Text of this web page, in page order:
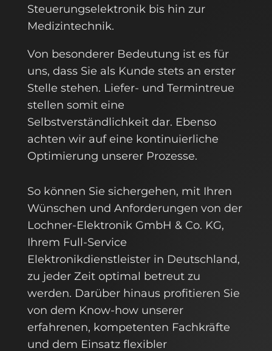
Steuerungselektronik bis hin zur
Medizintechnik.
Von besonderer Bedeutung ist es für
uns, dass Sie als Kunde stets an erster
Stelle stehen. Liefer- und Termintreue
stellen somit eine
Selbstverständlichkeit dar. Ebenso
achten wir auf eine kontinuierliche
Optimierung unserer Prozesse.
So können Sie sichergehen, mit Ihren
Wünschen und Anforderungen von der
Lochner-Elektronik GmbH & Co. KG,
Ihrem Full-Service
Elektronikdienstleister in Deutschland,
zu jeder Zeit optimal betreut zu
werden. Darüber hinaus profitieren Sie
von dem Know-how unserer
erfahrenen, kompetenten Fachkräfte
und dem Einsatz flexibler